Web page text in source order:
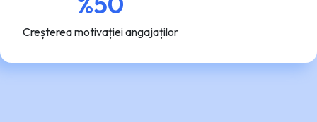
Creșterea motivației angajaților